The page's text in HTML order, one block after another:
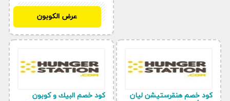
عرض الكوبون
كود خصم هنقرستيشن ليان
كود خصم البيك و كوبون